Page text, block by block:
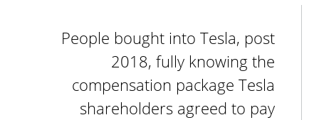
People bought into Tesla, post
2018, fully knowing the
compensation package Tesla
shareholders agreed to pay